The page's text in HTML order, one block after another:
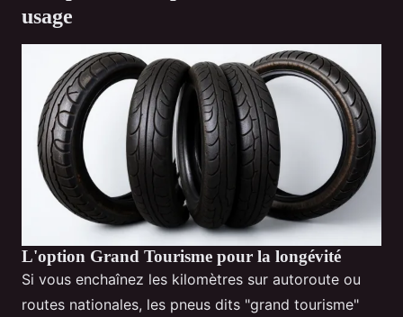
usage
L'option Grand Tourisme pour la longévité
Si vous enchaînez les kilomètres sur autoroute ou
routes nationales, les pneus dits "grand tourisme"